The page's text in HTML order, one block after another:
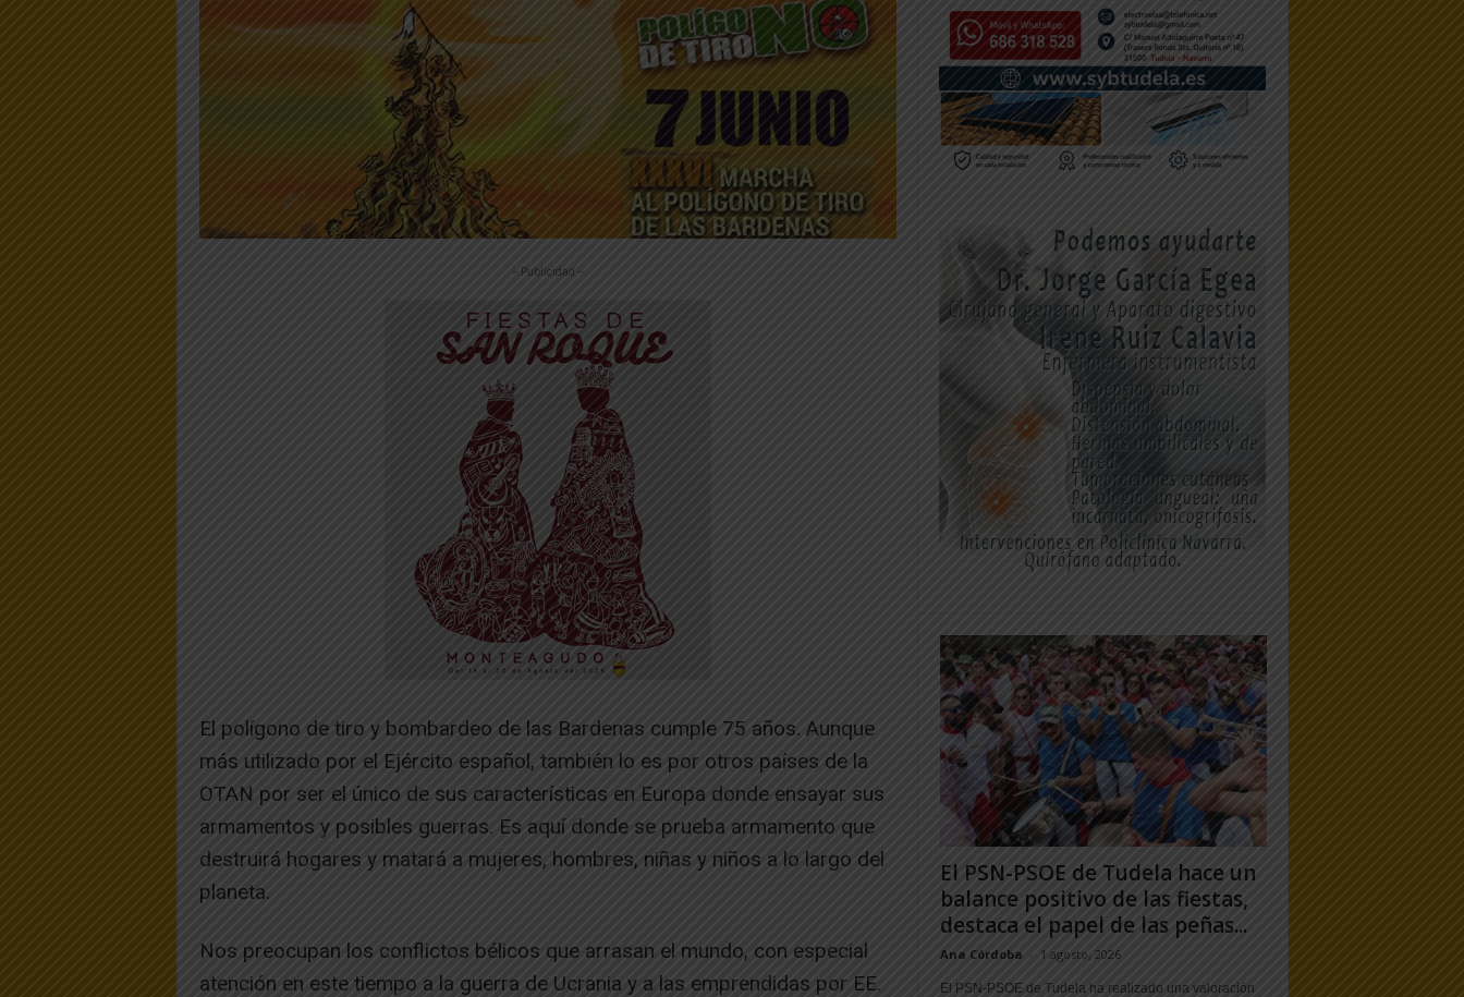
-- Publicidad --
El polígono de tiro y bombardeo de las Bardenas cumple 75 años. Aunque
más utilizado por el Ejército español, también lo es por otros países de la
OTAN por ser el único de sus características en Europa donde ensayar sus
armamentos y posibles guerras. Es aquí donde se prueba armamento que
destruirá hogares y matará a mujeres, hombres, niñas y niños a lo largo del
planeta.
Nos preocupan los conflictos bélicos que arrasan el mundo, con especial
atención en este tiempo a la guerra de Ucrania y a las emprendidas por EE.
El PSN-PSOE de Tudela hace un
balance positivo de las fiestas,
destaca el papel de las peñas...
Ana Córdoba - 1 agosto, 2026
El PSN-PSOE de Tudela ha realizado una valoración